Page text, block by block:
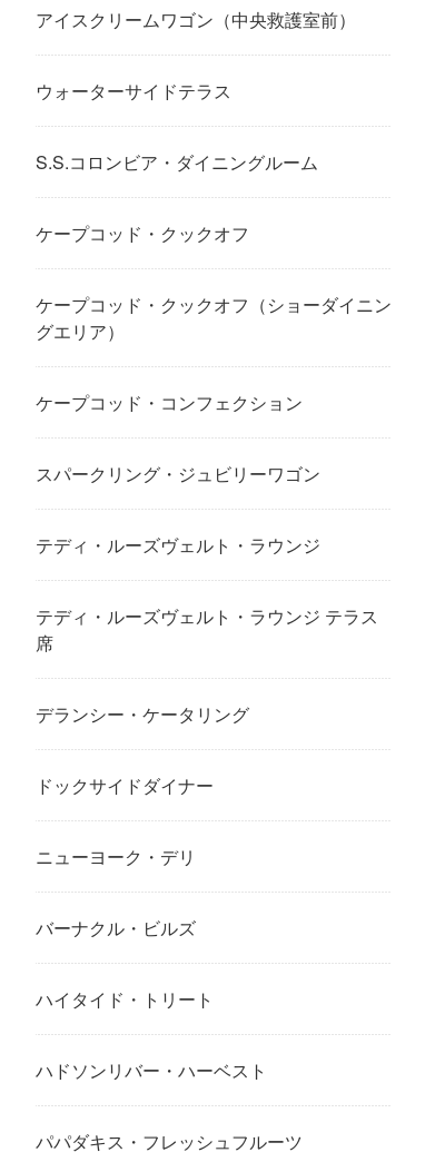
アイスクリームワゴン（中央救護室前）
ウォーターサイドテラス
S.S.コロンビア・ダイニングルーム
ケープコッド・クックオフ
ケープコッド・クックオフ（ショーダイニン
グエリア）
ケープコッド・コンフェクション
スパークリング・ジュビリーワゴン
テディ・ルーズヴェルト・ラウンジ
テディ・ルーズヴェルト・ラウンジ テラス
席
デランシー・ケータリング
ドックサイドダイナー
ニューヨーク・デリ
バーナクル・ビルズ
ハイタイド・トリート
ハドソンリバー・ハーベスト
パパダキス・フレッシュフルーツ